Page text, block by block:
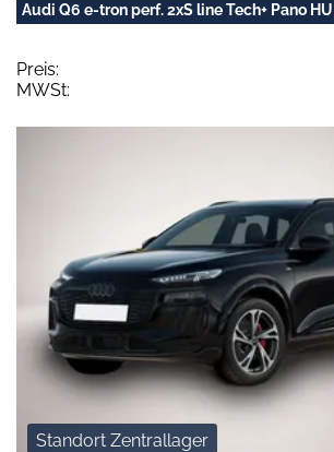
Audi Q6 e-tron perf. 2xS line Tech+ Pano
Preis:
MWSt:
Standort Zentrallager